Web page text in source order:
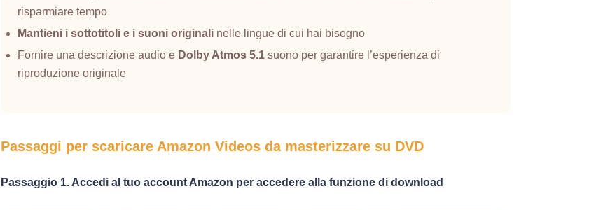
risparmiare tempo
Mantieni i sottotitoli e i suoni originali nelle lingue di cui hai bisogno
Fornire una descrizione audio e Dolby Atmos 5.1 suono per garantire l’esperienza di
riproduzione originale
Passaggi per scaricare Amazon Videos da masterizzare su DVD
Passaggio 1. Accedi al tuo account Amazon per accedere alla funzione di download